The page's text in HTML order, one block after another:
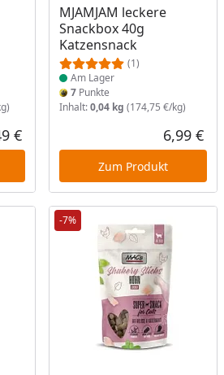
Aktueller Preis
€
MJAMJAM leckere
Snackbox 40g
Katzensnack
(1)
Produkt am Lager
Am Lager
7Punkte
Inhalt:0,04 kg (174,75 €/kg)
6,99 €
Zum Produkt
-7%